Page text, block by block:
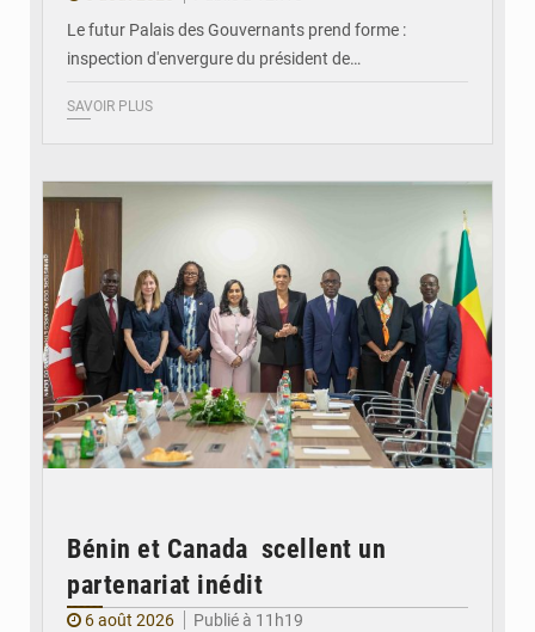
Le futur Palais des Gouvernants prend forme :
inspection d'envergure du président de…
SAVOIR PLUS
Bénin et Canada scellent un
partenariat inédit
6 août 2026
Publié à 11h19